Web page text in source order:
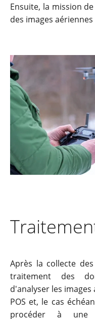
Ensuite, la mission
des images
Après la collecte
traitement des
d'analyser les
POS et, le cas
procéder à une